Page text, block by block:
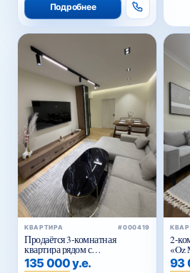
Подробнее
КВАРТИРА #000419
Продаётся 3-комнатная
квартира рядом с
Госпитальным рынком
135 000 у.е.
2-
«Oz
93